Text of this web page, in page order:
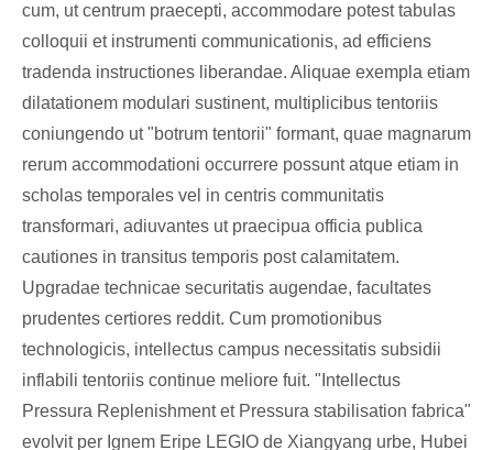
cum, ut centrum praecepti, accommodare potest tabulas
colloquii et instrumenti communicationis, ad efficiens
tradenda instructiones liberandae. Aliquae exempla etiam
dilatationem modulari sustinent, multiplicibus tentoriis
coniungendo ut "botrum tentorii" formant, quae magnarum
rerum accommodationi occurrere possunt atque etiam in
scholas temporales vel in centris communitatis
transformari, adiuvantes ut praecipua officia publica
cautiones in transitus temporis post calamitatem.
Upgradae technicae securitatis augendae, facultates
prudentes certiores reddit. Cum promotionibus
technologicis, intellectus campus necessitatis subsidii
inflabili tentoriis continue meliore fuit. "Intellectus
Pressura Replenishment et Pressura stabilisation fabrica"
​​evolvit per Ignem Eripe LEGIO de Xiangyang urbe, Hubei